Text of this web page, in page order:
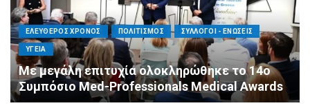
ΕΛΕΥΘΕΡΟΣ ΧΡΟΝΟΣ ΟΙΚΟΝΟΜΙΑ ΥΓΕΙΑ
Καταστροφικές δαπάνες υγείας και η
αντιμετώπισή τους